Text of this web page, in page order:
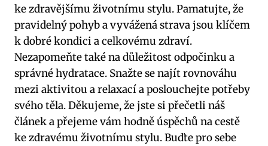
ke zdravějšímu životnímu stylu. Pamatujte, že
pravidelný pohyb a vyvážená strava jsou klíčem
k dobré kondici a celkovému zdraví.
Nezapomeňte také na důležitost odpočinku a
správné hydratace. Snažte se najít rovnováhu
mezi aktivitou a relaxací a poslouchejte potřeby
svého těla. Děkujeme, že jste si přečetli náš
článek a přejeme vám hodně úspěchů na cestě
ke zdravému životnímu stylu. Buďte pro sebe